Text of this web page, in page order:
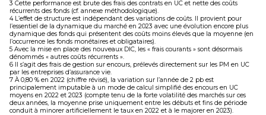
3 Cette performance est brute des frais des contrats en UC et nette des coûts
récurrents des fonds (cf. annexe méthodologique).
4 L’effet de structure est indépendant des variations de coûts. Il provient pour
l’essentiel de la dynamique du marché en 2023 avec une évolution encore plus
dynamique des fonds qui présentent des coûts moins élevés que la moyenne (en
l’occurrence les fonds monétaires et obligataires).
5 Avec la mise en place des nouveaux DIC, les « frais courants » sont désormais
dénommés « autres coûts récurrents ».
6 Il s’agit des frais de gestion sur encours, prélevés directement sur les PM en UC
par les entreprises d’assurance vie.
7 À 0,80 % en 2022 (chiffre révisé), la variation sur l’année de 2 pb est
principalement imputable à un mode de calcul simplifié des encours en UC
moyens en 2022 et 2023 (compte tenu de la forte volatilité des marchés sur ces
deux années, la moyenne prise uniquement entre les débuts et fins de période
conduit à minorer artificiellement le taux en 2022 et à le majorer en 2023).